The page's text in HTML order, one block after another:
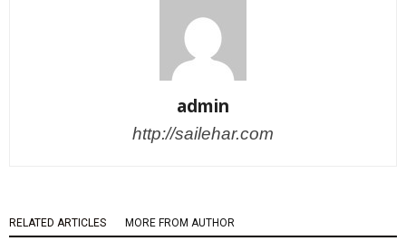
admin
http://sailehar.com
RELATED ARTICLES MORE FROM AUTHOR